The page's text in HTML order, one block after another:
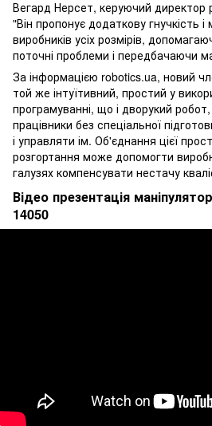
Вегард Нерсет, керуючий директор
"Він пропонує додаткову гнучкість
виробників усіх розмірів,
поточні проблеми і передбачаючи
За інформацією robotics.ua, новий
той же інтуїтивний, простий у
програмуванні, що і дворукий
працівники без спеціальної
і управляти ім. Об'єднання цієї
розгортання може допомогти
галузях компенсувати нестачу
Відео презентація
14050